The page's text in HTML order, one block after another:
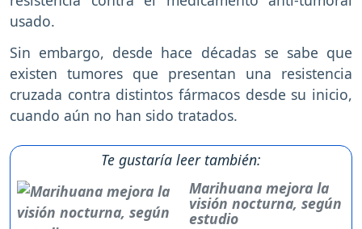
usado.
Sin embargo, desde hace décadas se sabe que
existen tumores que presentan una resistencia
cruzada contra distintos fármacos desde su inicio,
cuando aún no han sido tratados.
Te gustaría leer también:
Marihuana mejora la
visión nocturna, según
estudio